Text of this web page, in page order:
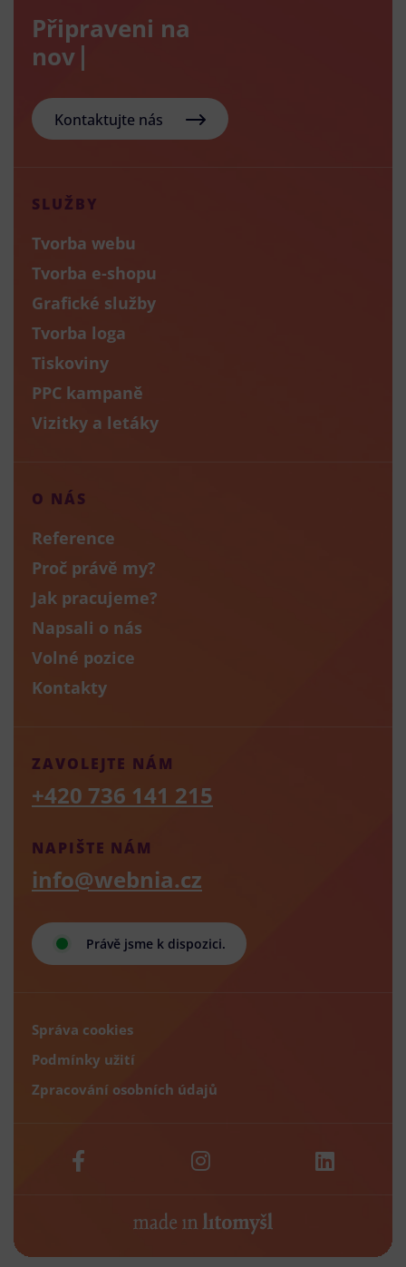
Připraveni na
nový e-sh
Kontaktujte nás
SLUŽBY
Tvorba webu
Tvorba e-shopu
Grafické služby
Tvorba loga
Tiskoviny
PPC kampaně
Vizitky a letáky
O NÁS
Reference
Proč právě my?
Jak pracujeme?
Napsali o nás
Volné pozice
Kontakty
Právě jsme k dispozici.
NAPIŠTE NÁM
info@webnia.cz
ZAVOLEJTE NÁM
+420 736 141 215
Správa cookies
Podmínky užití
Zpracování osobních údajů